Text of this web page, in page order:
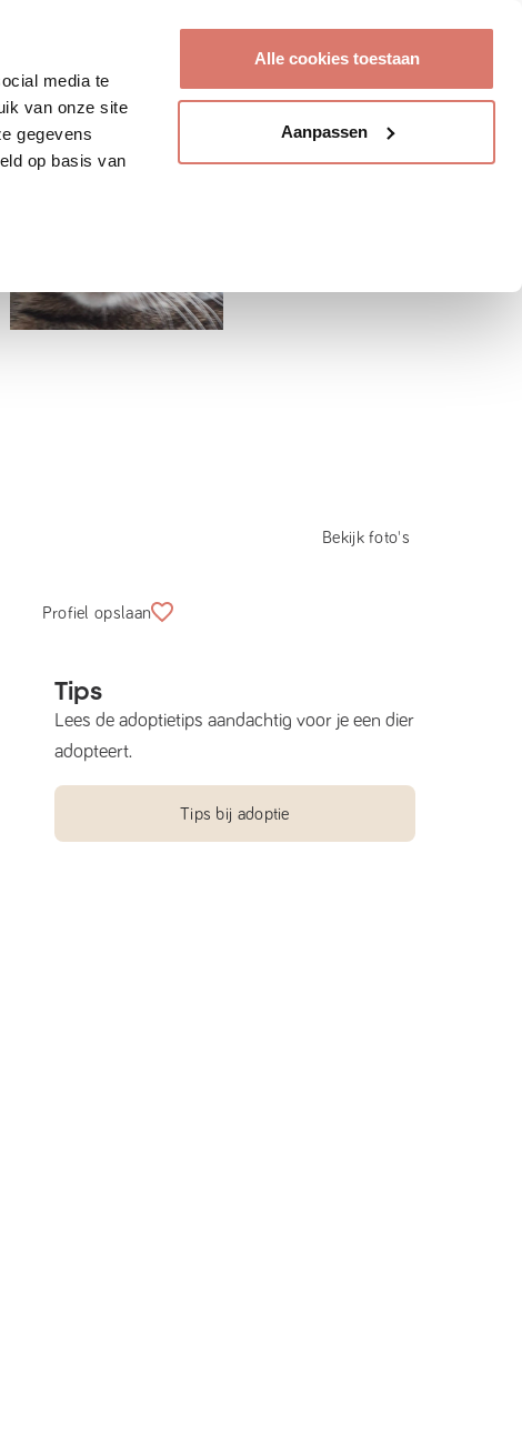
media te
van onze site
gegevens
op basis van
Alle cookies toestaan
Aanpassen
Bekijk foto's
Profiel opslaan
Tips
Lees de adoptietips aandachtig voor je een dier
adopteert.
Tips bij adoptie